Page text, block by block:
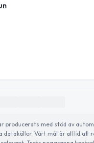
producerats med stöd av
datakällor. Vårt mål är alltid att